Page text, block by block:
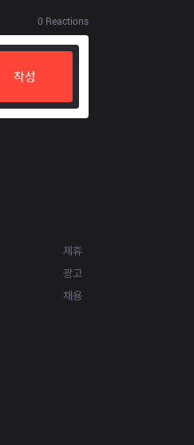
0 Reactions
작성
제휴
광고
채용